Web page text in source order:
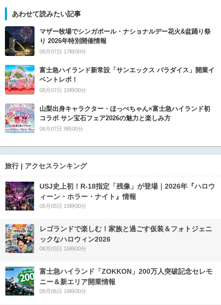
あわせて読みたい記事
マザー牧場でシンガポール・ナショナルデー花火&盆踊り祭
り 2026年特別開催情報
08月07日 17時00分
富士急ハイランド新常設「サンエックス パラダイス」開業イ
ベントレポ！
08月07日 15時00分
山梨出身キャラクター・ほっぺちゃん×富士急ハイランド初
コラボ サン宝石フェア2026の魅力と楽しみ方
08月07日 9時00分
旅行 | アクセスランキング
USJ史上初！R-18指定「残像」が登場｜2026年『ハロウ
ィーン・ホラー・ナイト』情報
08月05日 15時00分
レゴランドで楽しむ！家族と過ごす仮装＆フォトジェニ
ックなハロウィン2026
08月03日 15時00分
富士急ハイランド「ZOKKON」200万人突破記念セレモ
ニー＆新エリア開業情報
08月06日 16時00分